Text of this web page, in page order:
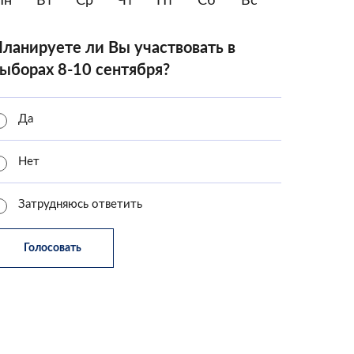
ли Вы участвовать в
8-10 сентября?
Да
Нет
Затрудняюсь ответить